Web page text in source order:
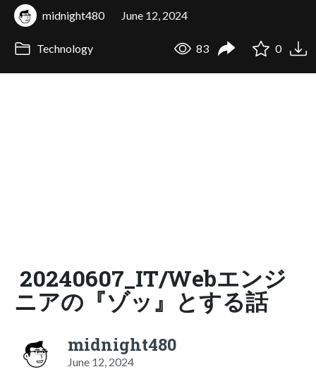
midnight480 June 12, 2024
Technology 83 0
20240607_IT/Webエンジ
ニアの『ゾッ』とする話
midnight480
June 12, 2024